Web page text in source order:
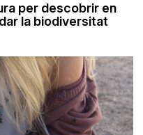
per descobrir en
la biodiversitat